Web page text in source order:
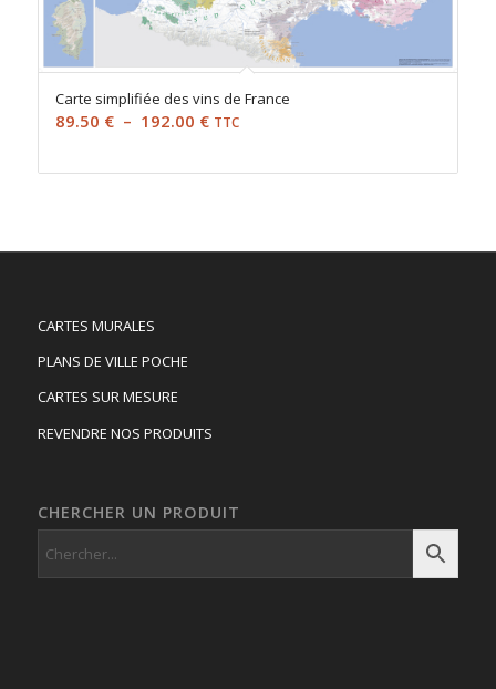
Carte simplifiée des vins de France
89.50 € – 192.00 €Plage
prix :
192.00 €
TTC
CARTES MURALES
PLANS DE VILLE POCHE
CARTES SUR MESURE
REVENDRE NOS PRODUITS
CHERCHER UN PRODUIT